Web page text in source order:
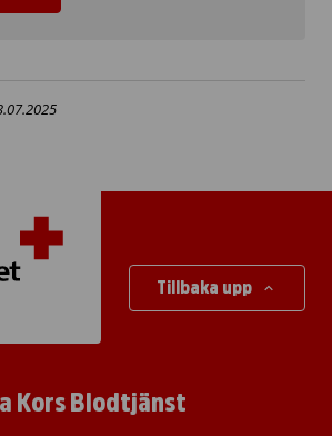
Tillbaka upp
Kors Blodtjänst